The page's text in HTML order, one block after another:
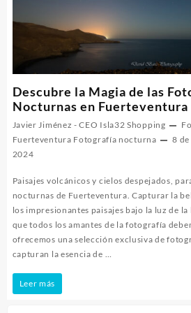
Descubre la Magia de las
Nocturnas en Fuerteventura
Javier Jiménez - CEO Isla32 Shopping
Fuerteventura Fotografía nocturna
8
2024
Paisajes volcánicos y cielos despejados,
nocturnas de Fuerteventura. Capturar la
los impresionantes paisajes bajo la luz de
que todos los amantes de la fotografía
ofrecemos una selección exclusiva de
capturan la esencia de …
Descubre
Leer más